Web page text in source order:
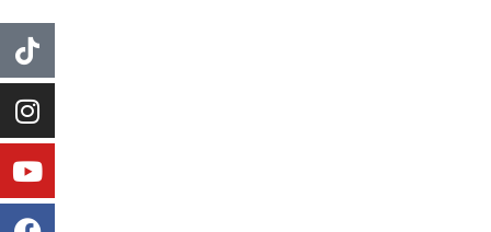
TIC
Tac
Instagram
Youtube
Facebook
WhatsApp